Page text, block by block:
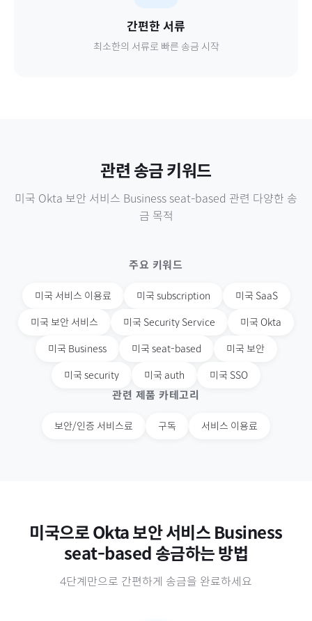
간편한 서류
최소한의 서류로 빠른 송금 시작
관련 송금 키워드
미국 Okta 보안 서비스 Business seat-based 관련 다양한 송
금 목적
주요 키워드
미국 서비스 이용료 미국 subscription 미국 SaaS
미국 보안 서비스 미국 Security Service 미국 Okta
미국 Business 미국 seat-based 미국 보안
미국 security 미국 auth 미국 SSO
관련 제품 카테고리
보안/인증 서비스료 구독 서비스 이용료
미국으로 Okta 보안 서비스 Business
seat-based 송금하는 방법
4단계만으로 간편하게 송금을 완료하세요